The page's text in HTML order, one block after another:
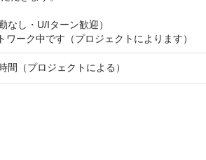
し・U/Iターン歓迎）
ーク中です（プロジェクトによります）
（プロジェクトによる）